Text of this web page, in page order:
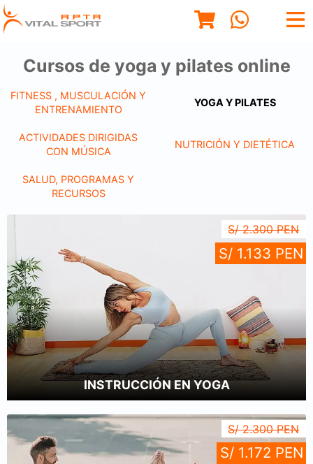
Cursos de yoga y pilates online
FITNESS , MUSCULACIÓN Y
ENTRENAMIENTO
YOGA Y PILATES
ACTIVIDADES DIRIGIDAS
CON MÚSICA
NUTRICIÓN Y DIETÉTICA
SALUD, PROGRAMAS Y
RECURSOS
INSTRUCCIÓN EN YOGA
S/ 1.133 PEN
S/ 2.300 PEN
S/ 1.172 PEN
S/ 2.300 PEN